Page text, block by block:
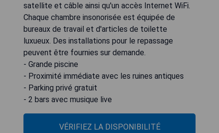
satellite et câble ainsi qu'un accès Internet WiFi.
Chaque chambre insonorisée est équipée de
bureaux de travail et d'articles de toilette
luxueux. Des installations pour le repassage
peuvent être fournies sur demande.
- Grande piscine
- Proximité immédiate avec les ruines antiques
- Parking privé gratuit
- 2 bars avec musique live
VÉRIFIEZ LA DISPONIBILITÉ